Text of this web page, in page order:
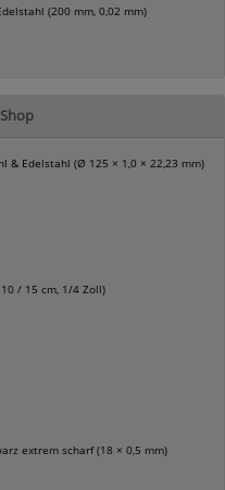
(200 mm, 0,02 mm)
& Edelstahl (Ø 125 × 1,0 × 22,23 mm)
/ 15 cm, 1/4 Zoll)
extrem scharf (18 × 0,5 mm)